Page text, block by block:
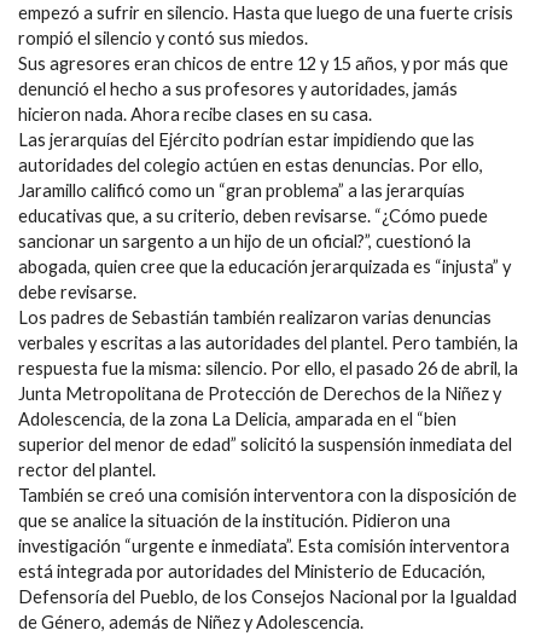
empezó a sufrir en silencio. Hasta que luego de una fuerte crisis
rompió el silencio y contó sus miedos.
Sus agresores eran chicos de entre 12 y 15 años, y por más que
denunció el hecho a sus profesores y autoridades, jamás
hicieron nada. Ahora recibe clases en su casa.
Las jerarquías del Ejército podrían estar impidiendo que las
autoridades del colegio actúen en estas denuncias. Por ello,
Jaramillo calificó como un “gran problema” a las jerarquías
educativas que, a su criterio, deben revisarse. “¿Cómo puede
sancionar un sargento a un hijo de un oficial?”, cuestionó la
abogada, quien cree que la educación jerarquizada es “injusta” y
debe revisarse.
Los padres de Sebastián también realizaron varias denuncias
verbales y escritas a las autoridades del plantel. Pero también, la
respuesta fue la misma: silencio. Por ello, el pasado 26 de abril, la
Junta Metropolitana de Protección de Derechos de la Niñez y
Adolescencia, de la zona La Delicia, amparada en el “bien
superior del menor de edad” solicitó la suspensión inmediata del
rector del plantel.
También se creó una comisión interventora con la disposición de
que se analice la situación de la institución. Pidieron una
investigación “urgente e inmediata”. Esta comisión interventora
está integrada por autoridades del Ministerio de Educación,
Defensoría del Pueblo, de los Consejos Nacional por la Igualdad
de Género, además de Niñez y Adolescencia.